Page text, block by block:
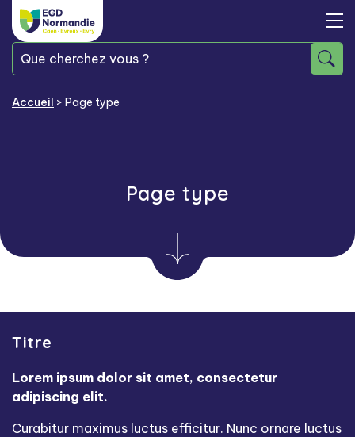
Accueil > Page type
Page type
Titre
Lorem ipsum dolor sit amet, consectetur
adipiscing elit.
Curabitur maximus luctus efficitur. Nunc ornare luctus